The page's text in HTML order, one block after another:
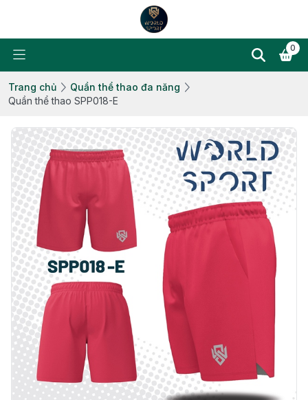
0
Trang chủ
Quần thể thao đa năng
Quần thể thao SPP018-E